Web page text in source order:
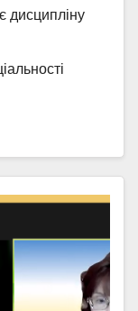
дисципліну